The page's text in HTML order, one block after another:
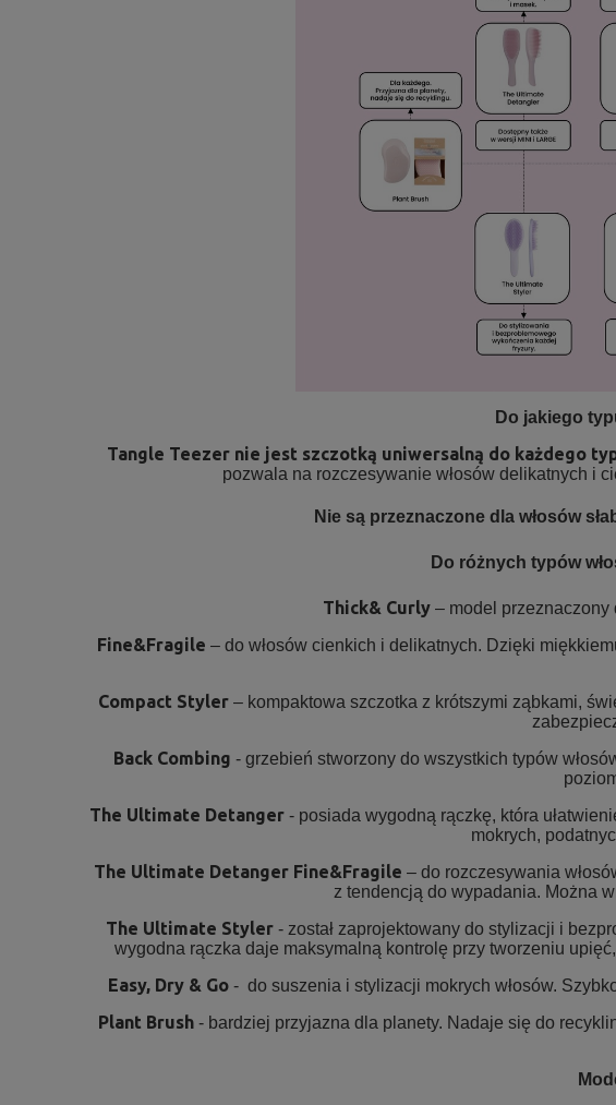
Do jakiego
Tangle Teezer nie jest szczotką uniwersalną do każdego
pozwala na rozczesywanie włosów delikatnych i
Nie są przeznaczone dla włosów
Do różnych typów
Thick& Curly– model przeznaczony
Fine&Fragile – do włosów cienkich i delikatnych. Dzięki
Compact Styler – kompaktowa szczotka z krótszymi ząbkami,
Back Combing - grzebień stworzony do wszystkich typów
The Ultimate Detanger - posiada wygodną rączkę, która
mokrych,
The Ultimate Detanger Fine&Fragile – do rozczesywania
z tendencją do wypadania. Można
The Ultimate Styler- został zaprojektowany do stylizacji i
wygodna rączka daje maksymalną kontrolę przy tworzeniu
Easy, Dry & Go- do suszenia i stylizacji mokrych włosów.
Plant Brush - bardziej przyjazna dla planety. Nadaje się do